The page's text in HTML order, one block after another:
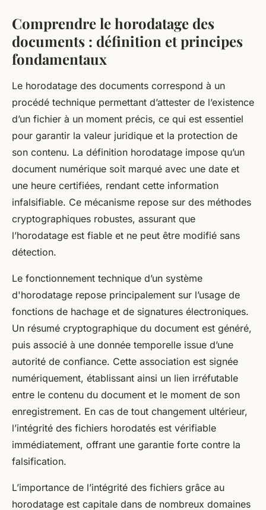
Comprendre le horodatage des
documents : définition et principes
fondamentaux
Le horodatage des documents correspond à un
procédé technique permettant d’attester de l’existence
d’un fichier à un moment précis, ce qui est essentiel
pour garantir la valeur juridique et la protection de
son contenu. La définition horodatage impose qu’un
document numérique soit marqué avec une date et
une heure certifiées, rendant cette information
infalsifiable. Ce mécanisme repose sur des méthodes
cryptographiques robustes, assurant que
l’horodatage est fiable et ne peut être modifié sans
détection.
Le fonctionnement technique d’un système
d'horodatage repose principalement sur l’usage de
fonctions de hachage et de signatures électroniques.
Un résumé cryptographique du document est généré,
puis associé à une donnée temporelle issue d’une
autorité de confiance. Cette association est signée
numériquement, établissant ainsi un lien irréfutable
entre le contenu du document et le moment de son
enregistrement. En cas de tout changement ultérieur,
l’intégrité des fichiers horodatés est vérifiable
immédiatement, offrant une garantie forte contre la
falsification.
L’importance de l’intégrité des fichiers grâce au
horodatage est capitale dans de nombreux domaines